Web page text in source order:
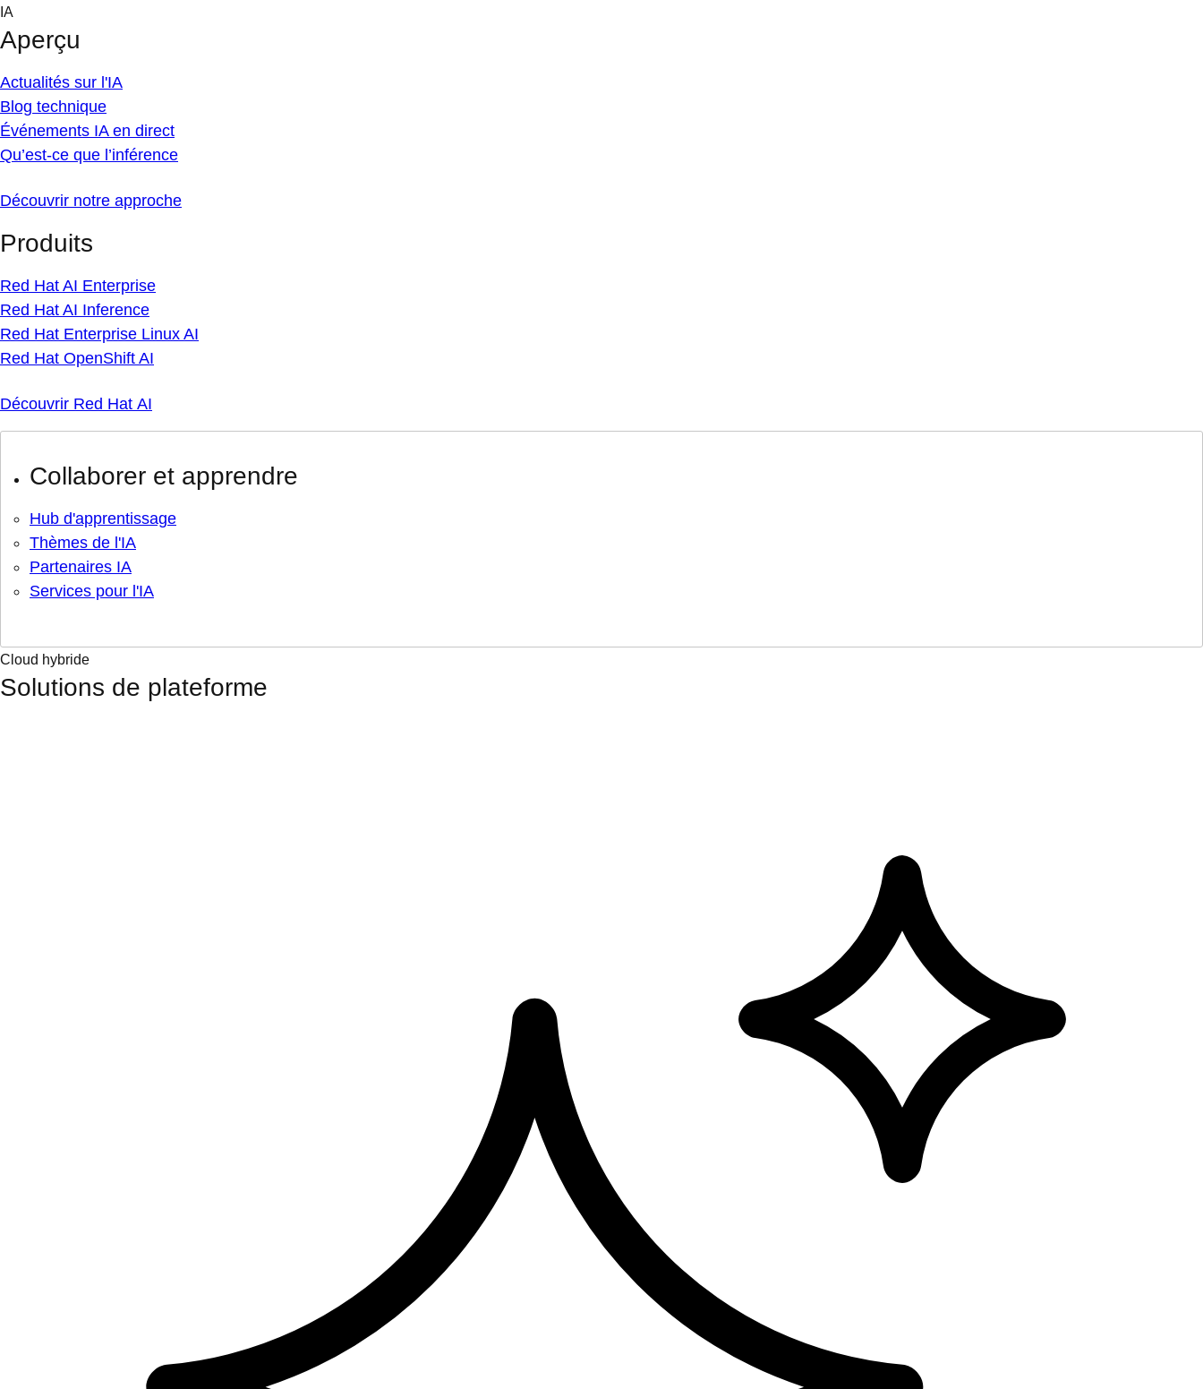
Skip
content
IA
Aperçu
Actualités sur l'IA
Blog technique
Événements IA en direct
Qu’est-ce que l’inférence
Découvrir notre approche
Produits
Red Hat AI Enterprise
Red Hat AI Inference
Red Hat Enterprise Linux AI
Red Hat OpenShift AI
Découvrir Red Hat AI
Collaborer et apprendre
Hub d'apprentissage
Thèmes de l'IA
Partenaires IA
Services pour l'IA
Cloud hybride
Solutions de plateforme